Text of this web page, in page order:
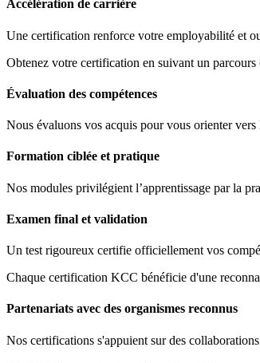
Accélération de carrière
Une certification renforce votre employabilité et
Obtenez votre certification en suivant un parcours
Évaluation des compétences
Nous évaluons vos acquis pour vous orienter
Formation ciblée et pratique
Nos modules privilégient l’apprentissage par la
Examen final et validation
Un test rigoureux certifie officiellement vos
Chaque certification KCC bénéficie d'une
Partenariats avec des organismes reconnus
Nos certifications s'appuient sur des